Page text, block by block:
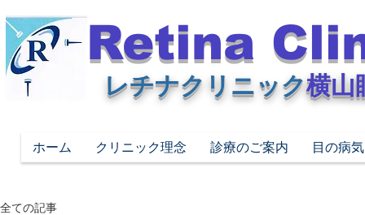
Retina
レチナクリニック横山
ホーム クリニック理念 診療のご案内 目の病
全ての記事